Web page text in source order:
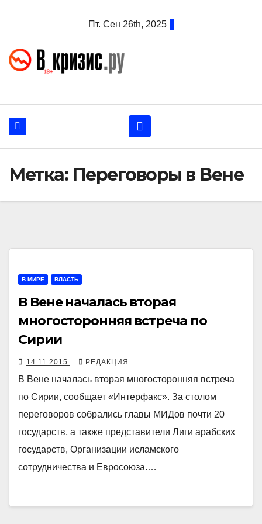
Пт. Сен 26th, 2025
Метка: Переговоры в Вене
В МИРЕ ВЛАСТЬ
В Вене началась вторая
многосторонняя встреча по
Сирии
14.11.2015 РЕДАКЦИЯ
В Вене началась вторая многосторонняя встреча
по Сирии, сообщает «Интерфакс». За столом
переговоров собрались главы МИДов почти 20
государств, а также представители Лиги арабских
государств, Организации исламского
сотрудничества и Евросоюза.…